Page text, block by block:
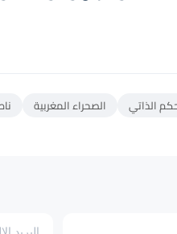
الذاتي الصحراء المغربية